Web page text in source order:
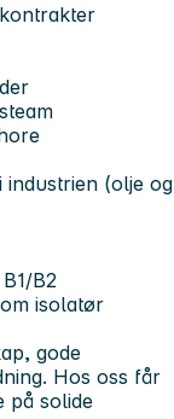
industrien (olje og
B2
isolatør
gode
Hos oss får
på solide